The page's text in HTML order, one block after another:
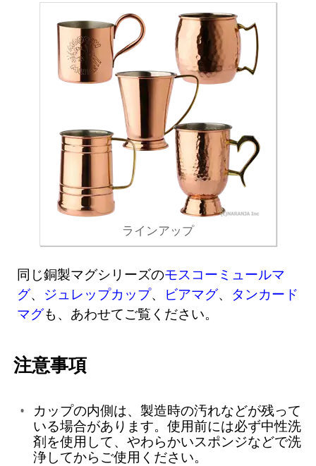
ラインアップ
同じ銅製マグシリーズのモスコーミュールマ
グ、 ジュレップカップ、 ビアマグ、 タンカード
マグも、あわせてご覧ください。
注意事項
カップの内側は、製造時の汚れなどが残って
いる場合があります。使用前には必ず中性洗
剤を使用して、やわらかいスポンジなどで洗
浄してからご使用ください。